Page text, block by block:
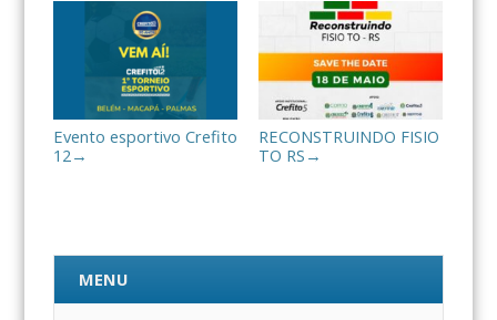
Evento esportivo Crefito
12 →
RECONSTRUINDO FISIO
TO RS →
MENU